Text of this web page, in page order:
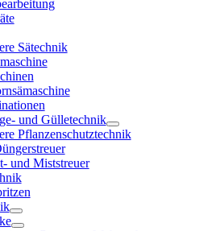
Sätechnik
und Gülletechnik
Pflanzenschutztechnik
und Miststreuer